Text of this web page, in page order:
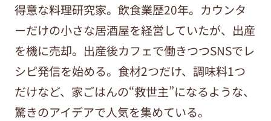
得意な料理研究家。飲食業歴20年。カウンタ
ーだけの小さな居酒屋を経営していたが、出産
を機に売却。出産後カフェで働きつつSNSでレ
シピ発信を始める。食材2つだけ、調味料1つ
だけなど、家ごはんの“救世主”になるような、
驚きのアイデアで人気を集めている。